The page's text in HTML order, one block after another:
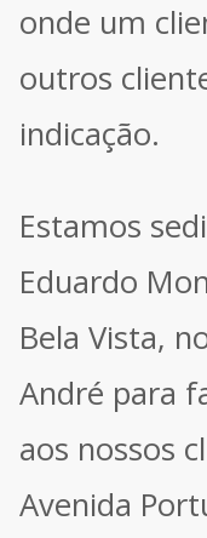
onde um
outros
indicação.
Estamos
Eduardo
Bela Vista,
André para
aos nossos
Avenida